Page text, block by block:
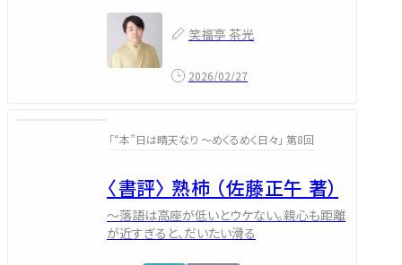
笑福亭 茶光
2026/02/27
「“本”日は晴天なり ～めくるめく日々」 第8回
〈書評〉 熟柿 （佐藤正午 著）
～落語は高座が低いとウケない。親心も距離
が近すぎると、だいたい滑る